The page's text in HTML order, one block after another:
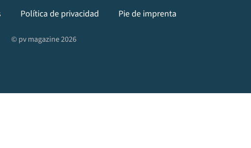
Política de privacidad Pie de imprenta
© pv magazine 2026